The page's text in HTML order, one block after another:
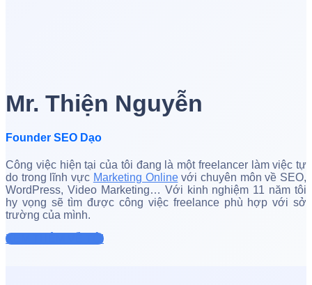
Mr. Thiện Nguyễn
Founder SEO Dạo
Công việc hiện tại của tôi đang là một freelancer làm việc tự
do trong lĩnh vực Marketing Onlinevới chuyên môn về SEO,
WordPress, Video Marketing… Với kinh nghiệm 11 năm tôi
hy vọng sẽ tìm được công việc freelance phù hợp với sở
trường của mình.
XEM THÊM VỀ TÔI